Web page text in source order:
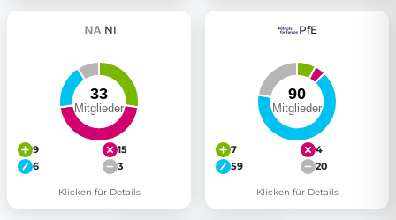
NI
9
15
6
3
Klicken für Details
PfE
7
4
59
20
Klicken für Details